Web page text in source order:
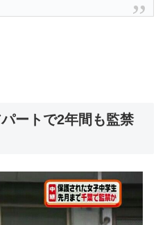
ートで2年間も監禁